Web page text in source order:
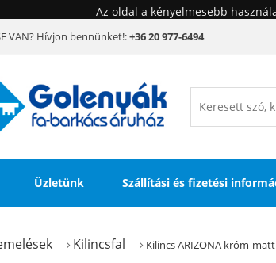
Az oldal a kényelmesebb
VAN? Hívjon bennünket!:+36 20 977-6494
Üzletünk Szállítási és fizetési
Kilincsfal Kilincs ARIZONA króm-